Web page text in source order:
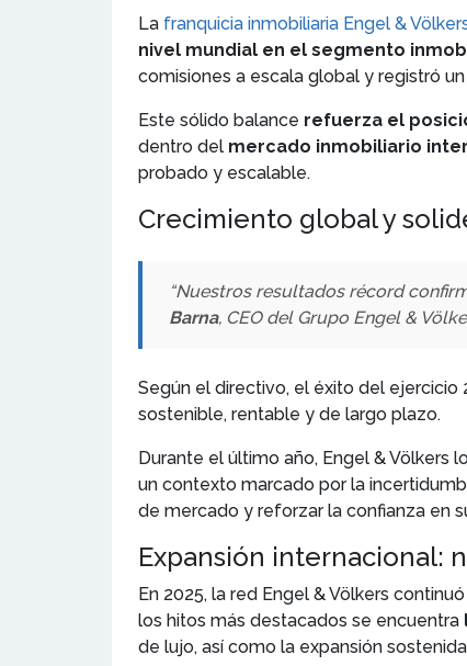
La franquicia inmobiliaria Engel &
nivel mundial en el segmento
comisiones a escala global y registró
Este sólido balance refuerza el
dentro del mercado inmobiliario
probado y escalable.
Crecimiento global y
“Nuestros resultados récord
Barna, CEO del Grupo Engel &
Según el directivo, el éxito del
sostenible, rentable y de largo plazo.
Durante el último año, Engel & Völkers
un contexto marcado por la
de mercado y reforzar la confianza en
Expansión internacional:
En 2025, la red Engel & Völkers
los hitos más destacados se encuentra
de lujo, así como la expansión